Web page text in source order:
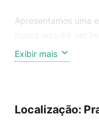
Apresentamos uma
e alta liquidez no
57 m², com 3
condomínio simples
Exibir mais
Localização: